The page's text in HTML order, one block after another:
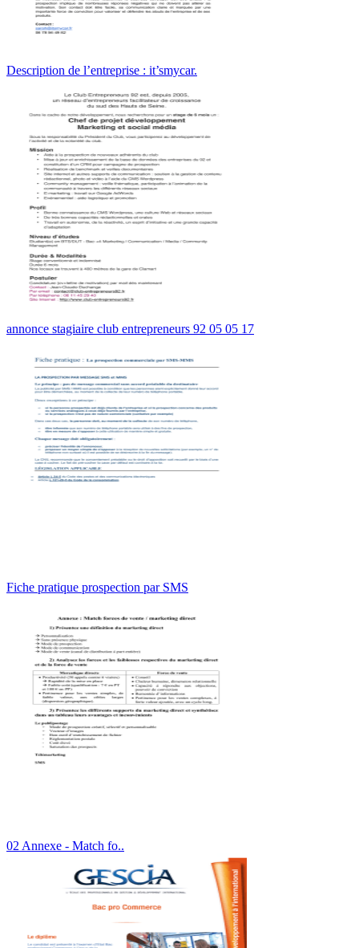
Description de l’entreprise : it’smycar.
annonce stagiaire club entrepreneurs 92 05 05 17
Fiche pratique prospection par SMS
02 Annexe - Match fo..